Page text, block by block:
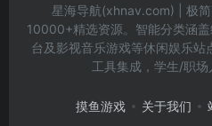
星海导航(xhnav.com) | 极
10000+精选资源。智能分类涵
台及影视音乐游戏等休闲娱乐站
工具集成，学生/职场
摸鱼游戏 关于我们